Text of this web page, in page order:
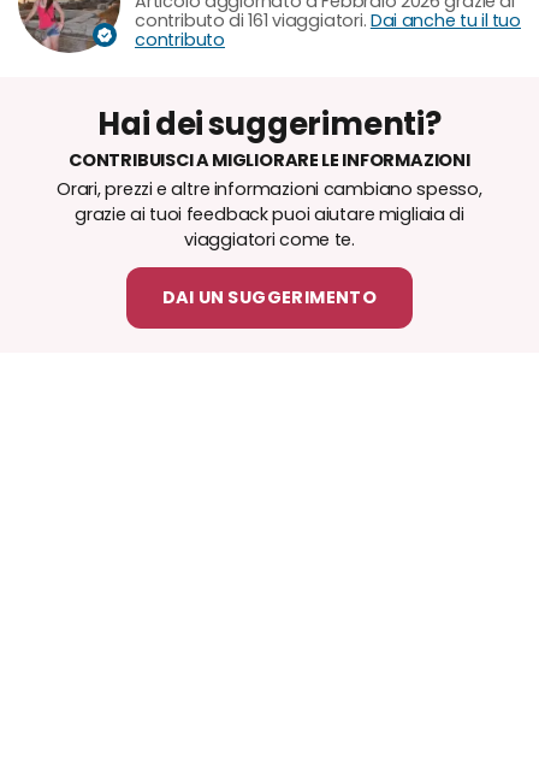
contributo di 161 viaggiatori. Dai anche tu il tuo
contributo
Hai dei suggerimenti?
CONTRIBUISCI A MIGLIORARE LE INFORMAZIONI
Orari, prezzi e altre informazioni cambiano spesso,
grazie ai tuoi feedback puoi aiutare migliaia di
viaggiatori come te.
DAI UN SUGGERIMENTO